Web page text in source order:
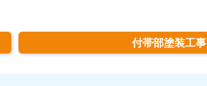
付帯部塗装工事